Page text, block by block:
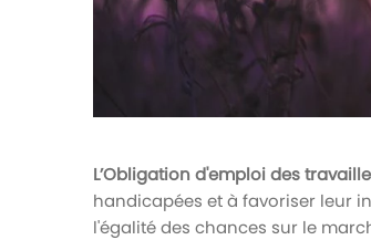
L’Obligation d'emploi des
handicapées et à favoriser leur
l'égalité des chances sur le